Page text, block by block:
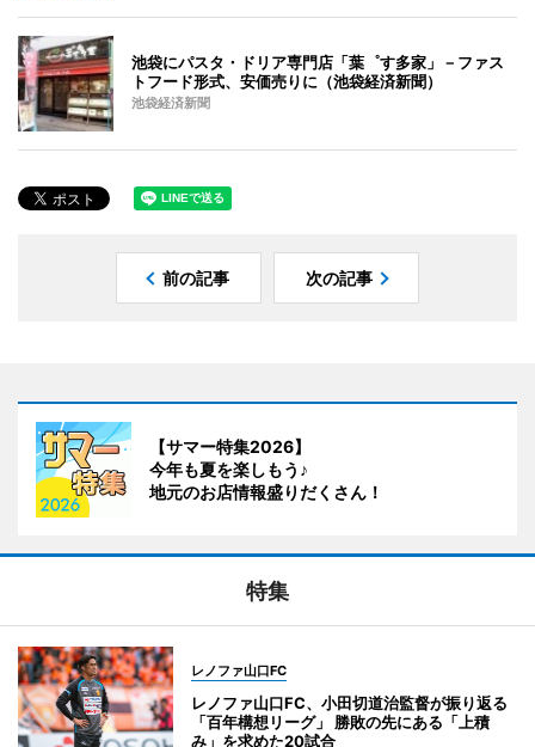
池袋にパスタ・ドリア専門店「葉゜す多家」－ファス
トフード形式、安価売りに（池袋経済新聞）
池袋経済新聞
前の記事 次の記事
【サマー特集2026】
今年も夏を楽しもう♪
地元のお店情報盛りだくさん！
特集
レノファ山口FC
レノファ山口FC、小田切道治監督が振り返る
「百年構想リーグ」 勝敗の先にある「上積
み」を求めた20試合